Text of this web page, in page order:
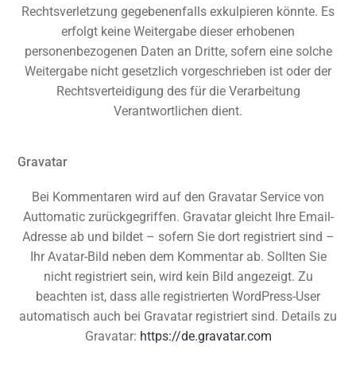
Rechtsverletzung gegebenenfalls exkulpieren könnte. Es
erfolgt keine Weitergabe dieser erhobenen
personenbezogenen Daten an Dritte, sofern eine solche
Weitergabe nicht gesetzlich vorgeschrieben ist oder der
Rechtsverteidigung des für die Verarbeitung
Verantwortlichen dient.
Gravatar
Bei Kommentaren wird auf den Gravatar Service von
Auttomatic zurückgegriffen. Gravatar gleicht Ihre Email-
Adresse ab und bildet – sofern Sie dort registriert sind –
Ihr Avatar-Bild neben dem Kommentar ab. Sollten Sie
nicht registriert sein, wird kein Bild angezeigt. Zu
beachten ist, dass alle registrierten WordPress-User
automatisch auch bei Gravatar registriert sind. Details zu
Gravatar: https://de.gravatar.com